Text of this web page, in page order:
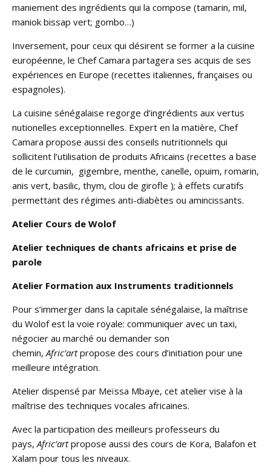
maniement des ingrédients qui la compose (tamarin, mil,
maniok bissap vert; gombo…)
Inversement, pour ceux qui désirent se former a la cuisine
européenne, le Chef Camara partagera ses acquis de ses
expériences en Europe (recettes italiennes, françaises ou
espagnoles).
La cuisine sénégalaise regorge d’ingrédients aux vertus
nutionelles exceptionnelles. Expert en la matière, Chef
Camara propose aussi des conseils nutritionnels qui
sollicitent l’utilisation de produits Africains (recettes a base
de le curcumin, gigembre, menthe, canelle, opuim, romarin,
anis vert, basilic, thym, clou de girofle ); à effets curatifs
permettant des régimes anti-diabètes ou amincissants.
Atelier Cours de Wolof
Atelier techniques de chants africains et prise de
parole
Atelier Formation aux Instruments traditionnels
Pour s’immerger dans la capitale sénégalaise, la maîtrise
du Wolof est la voie royale: communiquer avec un taxi,
négocier au marché ou demander son
chemin, Afric’artpropose des cours d’initiation pour une
meilleure intégration.
Atelier dispensé par Meïssa Mbaye, cet atelier vise à la
maîtrise des techniques vocales africaines.
Avec la participation des meilleurs professeurs du
pays, Afric’artpropose aussi des cours de Kora, Balafon et
Xalam pour tous les niveaux.